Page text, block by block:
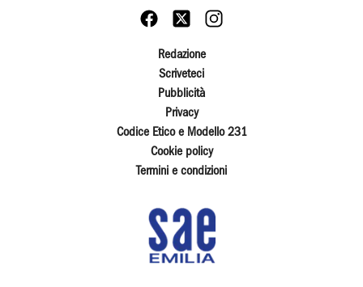
Redazione
Scriveteci
Pubblicità
Privacy
Codice Etico e Modello 231
Cookie policy
Termini e condizioni